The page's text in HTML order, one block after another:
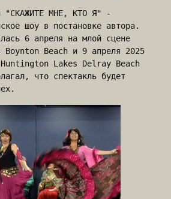
"СКАЖИТЕ МНЕ, КТО Я" -
шоу в постановке автора.
6 апреля на млой сцене
Beach и 9 апреля 2025
Lakes Delray Beach
что спектакль будет